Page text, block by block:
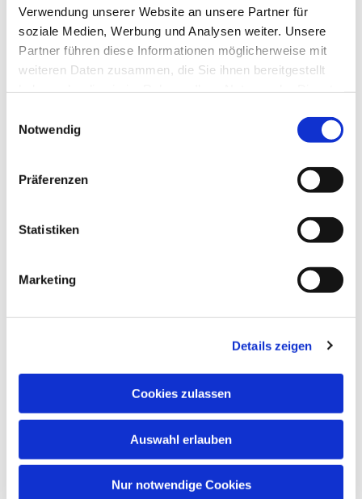
Verwendung unserer Website an unsere Partner für
soziale Medien, Werbung und Analysen weiter. Unsere
Partner führen diese Informationen möglicherweise mit
weiteren Daten zusammen, die Sie ihnen bereitgestellt
Notwendig
Präferenzen
Statistiken
Marketing
Details zeigen
Cookies zulassen
Auswahl erlauben
Nur notwendige Cookies
Gottesdienste
Veranstaltungen & Angebote
Kindertagesstätte St. Andreas